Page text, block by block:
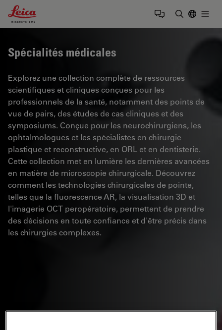
Leica Microsystems Logo
Spécialités médicales
Explorez une collection complète de ressources
scientifiques et cliniques conçues pour les
professionnels de la santé, notamment des points de
vue de pairs, des études de cas cliniques et des
symposiums. Conçue pour les neurochirurgiens, les
ophtalmologues et les spécialistes en chirurgie
plastique et reconstructive, en ORL et en dentisterie.
Cette collection met en lumière les dernières avancées
en matière de microscopie chirurgicale. Découvrez
comment les technologies chirurgicales de pointe,
telles que la fluorescence AR, la visualisation 3D et
l'imagerie OCT peropératoire, permettent de prendre
des décisions en toute confiance et d'être précis dans
les chirurgies complexes.